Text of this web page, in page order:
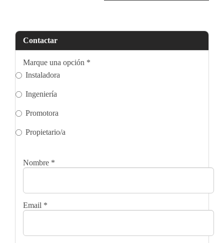
Contactar
Marque una opción *
Instaladora
Ingeniería
Promotora
Propietario/a
Nombre *
Email *